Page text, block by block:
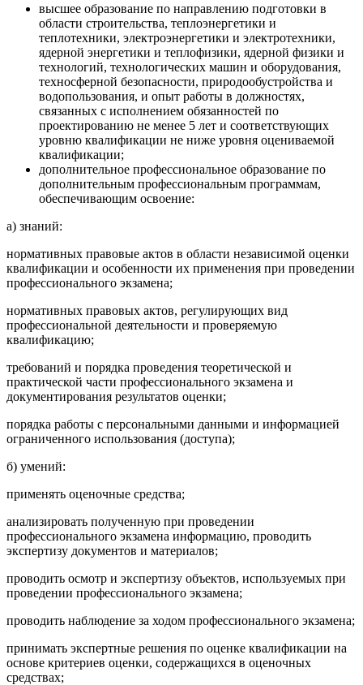
высшее образование по направлению подготовки в
области строительства, теплоэнергетики и
теплотехники, электроэнергетики и электротехники,
ядерной энергетики и теплофизики, ядерной физики и
технологий, технологических машин и оборудования,
техносферной безопасности, природообустройства и
водопользования, и опыт работы в должностях,
связанных с исполнением обязанностей по
проектированию не менее 5 лет и соответствующих
уровню квалификации не ниже уровня оцениваемой
квалификации;
дополнительное профессиональное образование по
дополнительным профессиональным программам,
обеспечивающим освоение:
а) знаний:
нормативных правовые актов в области независимой оценки
квалификации и особенности их применения при проведении
профессионального экзамена;
нормативных правовых актов, регулирующих вид
профессиональной деятельности и проверяемую
квалификацию;
требований и порядка проведения теоретической и
практической части профессионального экзамена и
документирования результатов оценки;
порядка работы с персональными данными и информацией
ограниченного использования (доступа);
б) умений:
применять оценочные средства;
анализировать полученную при проведении
профессионального экзамена информацию, проводить
экспертизу документов и материалов;
проводить осмотр и экспертизу объектов, используемых при
проведении профессионального экзамена;
проводить наблюдение за ходом профессионального экзамена;
принимать экспертные решения по оценке квалификации на
основе критериев оценки, содержащихся в оценочных
средствах;